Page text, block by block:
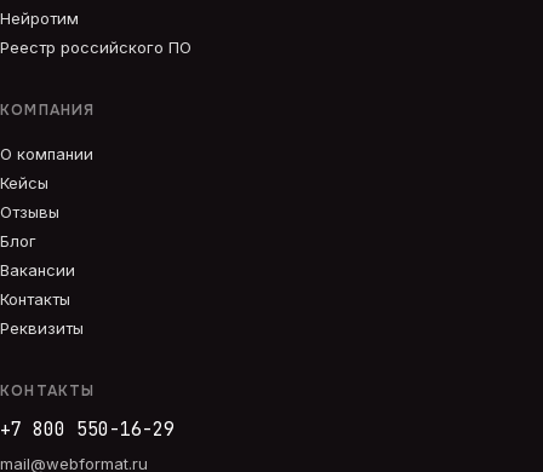
Нейротим
Реестр российского ПО
КОМПАНИЯ
О компании
Кейсы
Отзывы
Блог
Вакансии
Контакты
Реквизиты
КОНТАКТЫ
+7 800 550-16-29
mail@webformat.ru